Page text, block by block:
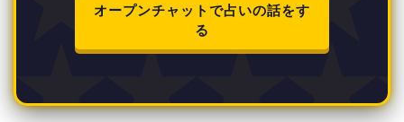
オープンチャットで占いの話をす
る